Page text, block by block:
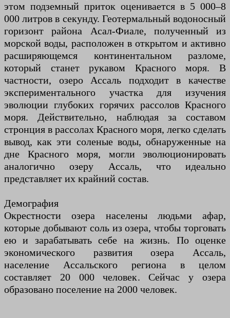
этом подземный приток оценивается в 5 000–8
000 литров в секунду. Геотермальный водоносный
горизонт района Асал-Фиале, полученный из
морской воды, расположен в открытом и активно
расширяющемся континентальном разломе,
который станет рукавом Красного моря. В
частности, озеро Ассаль подходит в качестве
экспериментального участка для изучения
эволюции глубоких горячих рассолов Красного
моря. Действительно, наблюдая за составом
стронция в рассолах Красного моря, легко сделать
вывод, как эти соленые воды, обнаруженные на
дне Красного моря, могли эволюционировать
аналогично озеру Ассаль, что идеально
представляет их крайний состав.
Демография
Окрестности озера населены людьми афар,
которые добывают соль из озера, чтобы торговать
ею и зарабатывать себе на жизнь. По оценке
экономического развития озера Ассаль,
население Ассальского региона в целом
составляет 20 000 человек. Сейчас у озера
образовано поселение на 2000 человек.